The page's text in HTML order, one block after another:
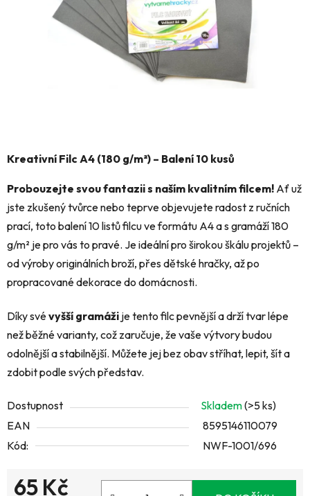
Kreativní Filc A4 (180 g/m²) – Balení 10 kusů
Probouzejte svou fantazii s naším kvalitním filcem! Ať už
jste zkušený tvůrce nebo teprve objevujete radost z ručních
prací, toto balení 10 listů filcu ve formátu A4 a s gramáží 180
g/m² je pro vás to pravé. Je ideální pro širokou škálu projektů –
od výroby originálních broží, přes dětské hračky, až po
propracované dekorace do domácnosti.
Díky svévyšší gramáži je tento filc pevnější a drží tvar lépe
než běžné varianty, což zaručuje, že vaše výtvory budou
odolnější a stabilnější. Můžete jej bez obav stříhat, lepit, šít a
zdobit podle svých představ.
Dostupnost Skladem(>5 ks)
EAN
8595146110079
Kód:
NWF-1001/696
65 Kč